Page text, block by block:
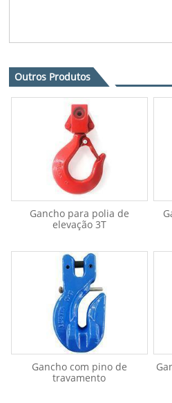
Outros Produtos
Gancho para polia de
elevação 3T
Gancho com pino de
travamento